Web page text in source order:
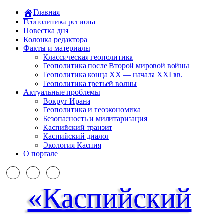
Главная
Геополитика региона
Повестка дня
Колонка редактора
Факты и материалы
Классическая геополитика
Геополитика после Второй мировой войны
Геополитика конца XX — начала XXI вв.
Геополитика третьей волны
Актуальные проблемы
Вокруг Ирана
Геополитика и геоэкономика
Безопасность и милитаризация
Каспийский транзит
Каспийский диалог
Экология Каспия
О портале
«Каспийский